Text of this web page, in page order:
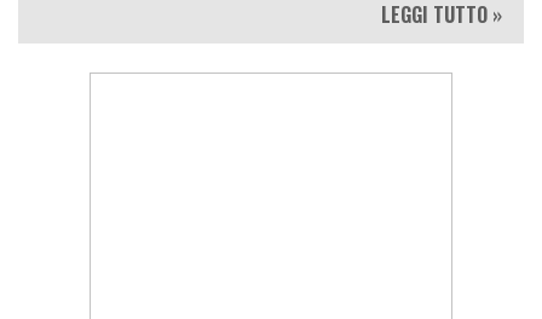
LEGGI TUTTO »